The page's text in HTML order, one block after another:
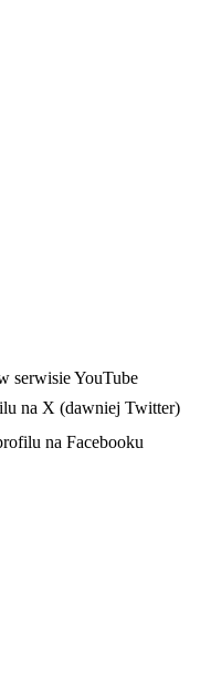
serwisie YouTube
na X (dawniej Twitter)
na Facebooku